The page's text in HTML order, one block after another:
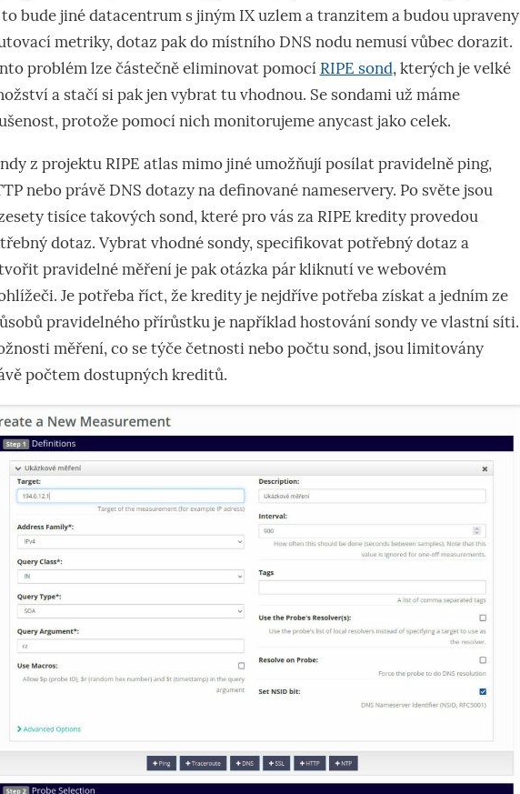
bude jiné datacentrum s jiným IX uzlem a tranzitem a budou upraveny
metriky, dotaz pak do místního DNS nodu nemusí vůbec dorazit.
problém lze částečně eliminovat pomocí RIPE sond, kterých je velké
a stačí si pak jen vybrat tu vhodnou. Se sondami už máme
protože pomocí nich monitorujeme anycast jako celek.
z projektu RIPE atlas mimo jiné umožňují posílat pravidelně ping,
nebo právě DNS dotazy na definované nameservery. Po světe jsou
tisíce takových sond, které pro vás za RIPE kredity provedou
dotaz. Vybrat vhodné sondy, specifikovat potřebný dotaz a
pravidelné měření je pak otázka pár kliknutí ve webovém
Je potřeba říct, že kredity je nejdříve potřeba získat a jedním ze
pravidelného přírůstku je například hostování sondy ve vlastní síti.
měření, co se týče četnosti nebo počtu sond, jsou limitovány
počtem dostupných kreditů.